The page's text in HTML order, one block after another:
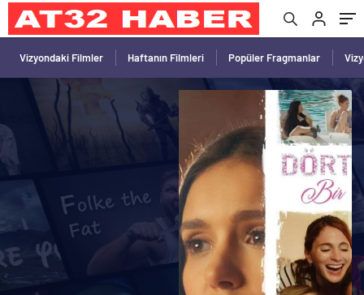
Vizyondaki Filmler Haftanın Filmleri Popüler Fragmanlar